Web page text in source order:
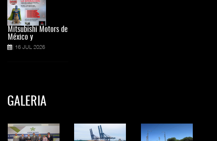
Mitsubishi Motors de
México y
16 JUL 2026
GALERIA